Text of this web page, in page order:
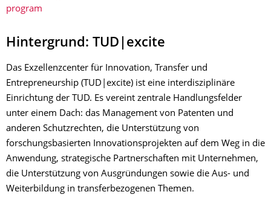
program
Hintergrund: TUD|excite
Das Exzellenzcenter für Innovation, Transfer und
Entrepreneurship (TUD|excite) ist eine interdisziplinäre
Einrichtung der TUD. Es vereint zentrale Handlungsfelder
unter einem Dach: das Management von Patenten und
anderen Schutzrechten, die Unterstützung von
forschungsbasierten Innovationsprojekten auf dem Weg in die
Anwendung, strategische Partnerschaften mit Unternehmen,
die Unterstützung von Ausgründungen sowie die Aus- und
Weiterbildung in transferbezogenen Themen.